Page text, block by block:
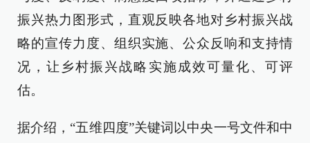
振兴热力图形式，直观反映各地对乡村振兴战
略的宣传力度、组织实施、公众反响和支持情
况，让乡村振兴战略实施成效可量化、可评
估。
据介绍，“五维四度”关键词以中央一号文件和中